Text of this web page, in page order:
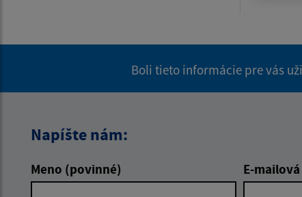
Boli tieto informácie pre vás
Napíšte nám:
Meno (povinné) E-